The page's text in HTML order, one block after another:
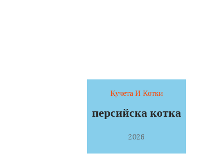
Кучета И Котки
персийска котка
2026